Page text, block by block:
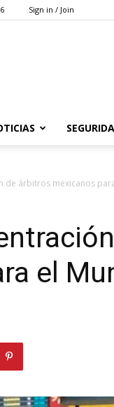
Sign in / Join
de árbitros mexicanos
el